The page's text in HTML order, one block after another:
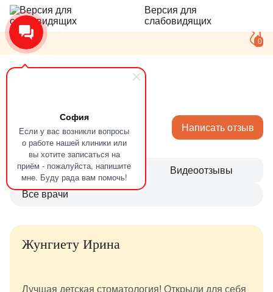
София
Если у вас возникли вопросы
о работе нашей клиники или
вы хотите записаться на
приём - пожалуйста, напишите
мне. Буду рада вам помочь!
Версия для
слабовидящих
0
Отзывы Написать отзыв
Все врачи
Все Видеоотзывы
Жунгиету Ирина
Лучшая детская стоматология! Открыли для себя